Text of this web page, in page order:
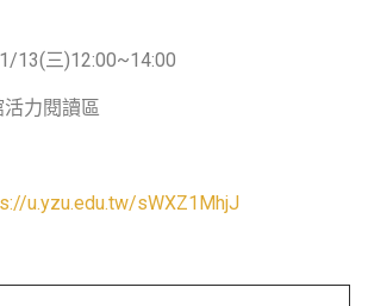
13(三)12:00~14:00
力閱讀區
u.yzu.edu.tw/sWXZ1MhjJ